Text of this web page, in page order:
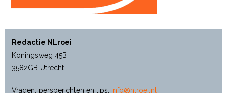
Redactie NLroei
Koningsweg 45B
3582GB Utrecht
Vragen, persberichten en tips: info@nlroei.nl